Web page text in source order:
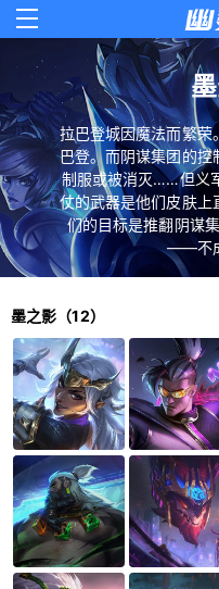
拉巴登城因魔法而繁荣
巴登。而阴谋集团的控
制服或被消灭……但义
仗的武器是他们皮肤上
们的目标是推翻阴谋
——不
墨之影（12）